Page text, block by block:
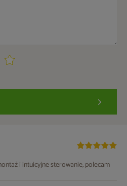
i intuicyjne sterowanie, polecam